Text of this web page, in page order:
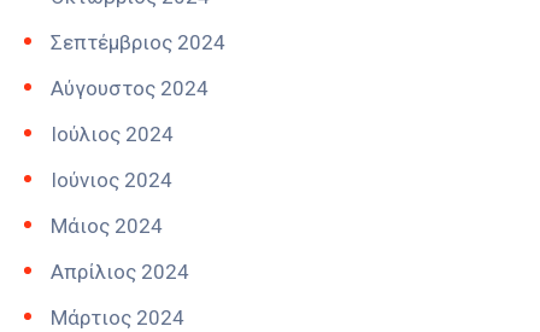
Σεπτέμβριος 2024
Αύγουστος 2024
Ιούλιος 2024
Ιούνιος 2024
Μάιος 2024
Απρίλιος 2024
Μάρτιος 2024